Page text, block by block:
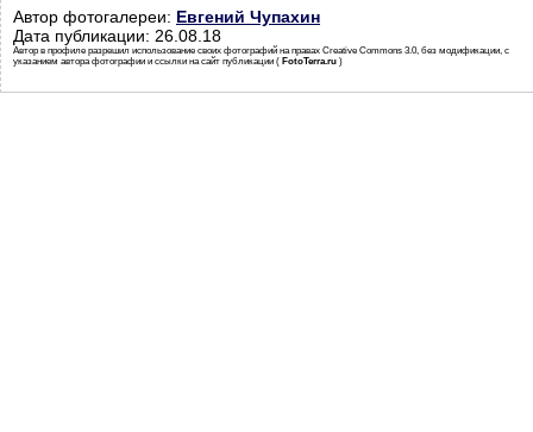
Автор фотогалереи: Евгений Чупахин
Дата публикации: 26.08.18
Автор в профиле разрешил использование своих фотографий на правах Creative Commons 3.0, без модификации, с
указанием автора фотографии и ссылки на сайт публикации ( FotoTerra.ru )